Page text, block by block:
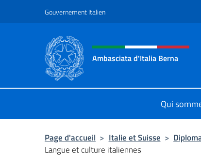
Gouvernement Italien
Site Web, social et en-
Ambasciata d'Italia Berna
Qui
Page d'accueil > Italie et Suisse >
Langue et culture italiennes